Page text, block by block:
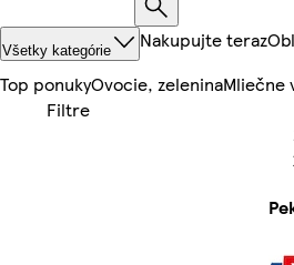
Všetky kategórie Nakupujte teraz
Top ponukyOvocie, zeleninaMliečne